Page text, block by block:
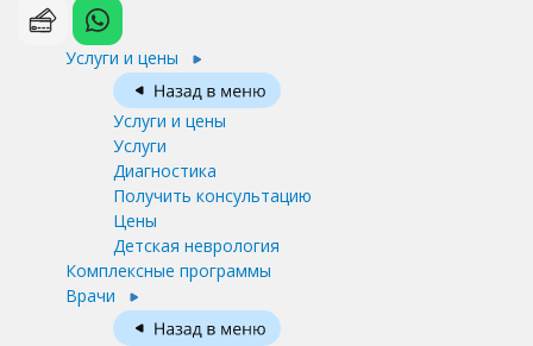
Услуги и цены
Услуги и цены
Услуги
Диагностика
Получить консультацию
Цены
Детская неврология
Комплексные программы
Врачи